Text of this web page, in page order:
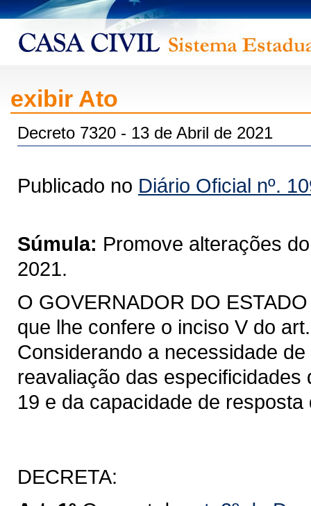
exibir Ato
Decreto 7320 - 13 de Abril de 2021
Publicado no Diário Oficial nº.
Súmula: Promove alterações
2021.
O GOVERNADOR DO
que lhe confere o inciso V do
Considerando a necessidade
reavaliação das
19 e da capacidade de
DECRETA: